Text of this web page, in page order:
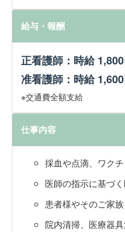
給与・報酬
正看護師：時給
准看護師：時給
※交通費全額支給
仕事内容
採血や点滴、ワク
医師の指示に基づ
患者様やそのご家
院内清掃、医療器